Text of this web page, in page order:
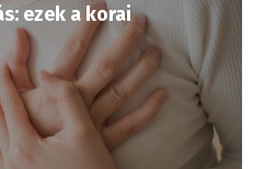
ezek a korai